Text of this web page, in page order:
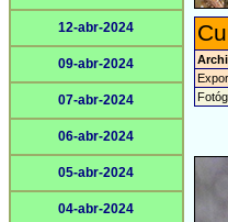
12-abr-2024
09-abr-2024
07-abr-2024
06-abr-2024
05-abr-2024
04-abr-2024